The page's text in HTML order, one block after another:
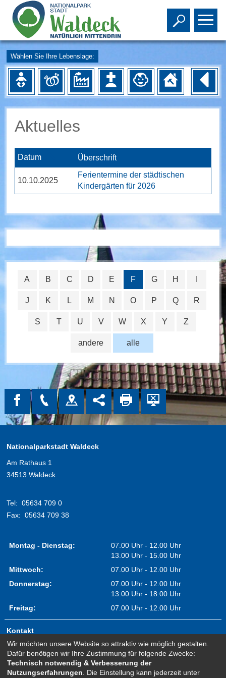
Toggle
Wählen Sie Ihre Lebenslage:
Aktuelles
Datum Überschrift
10.10.2025
Ferientermine der städtischen
Kindergärten für 2026
alle
A B C D E F G H
J K L M N O P Q R
S T U V W X Y Z
andere
Nationalparkstadt Waldeck
Am Rathaus 1
34513 Waldeck
Tel: 05634 709 0
Fax: 05634 709 38
Montag - Dienstag:
07.00 Uhr - 12.00 Uhr
13.00 Uhr - 15.00 Uhr
Mittwoch:
07.00 Uhr - 12.00 Uhr
Donnerstag:
07.00 Uhr - 12.00 Uhr
13.00 Uhr - 18.00 Uhr
Freitag:
07.00 Uhr - 12.00 Uhr
Kontakt
Impressum
Erklärung zur Barrierefreiheit
Sitemap
Wir möchten unsere Website so attraktiv wie möglich gestalten.
Dafür benötigen wir Ihre Zustimmung für folgende Zwecke:
Technisch notwendig & Verbesserung der
Nutzungserfahrungen . Die Einstellung kann jederzeit unter